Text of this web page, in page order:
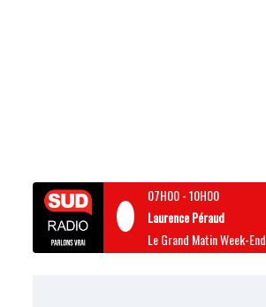
07H00-10H00
Laurence Péraud
Le Grand Matin Week-End